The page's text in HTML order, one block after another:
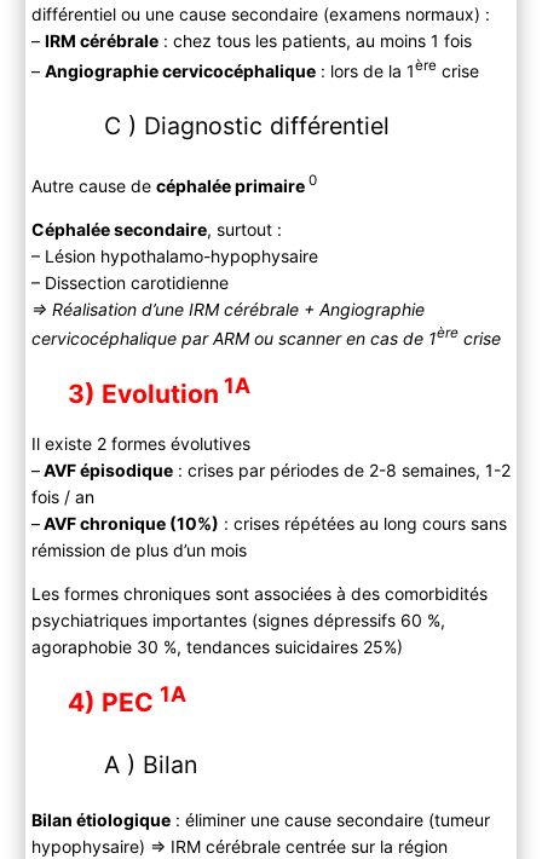
différentiel ou une cause secondaire (examens normaux) :
– IRM cérébrale: chez tous les patients, au moins 1 fois
– Angiographie cervicocéphalique: lors de la 1èrecrise
C ) Diagnostic différentiel
Autre cause de céphalée primaire 0
Céphalée secondaire, surtout :
– Lésion hypothalamo-hypophysaire
– Dissection carotidienne
=> Réalisation d’une IRM cérébrale + Angiographie
cervicocéphalique par ARM ou scanner en cas de 1èrecrise
3) Evolution 1A
Il existe 2 formes évolutives
–AVF épisodique: crises par périodes de 2-8 semaines, 1-2
fois / an
–AVF chronique (10%) : crises répétées au long cours sans
rémission de plus d’un mois
Les formes chroniques sont associées à des comorbidités
psychiatriques importantes (signes dépressifs 60 %,
agoraphobie 30 %, tendances suicidaires 25%)
4) PEC 1A
A ) Bilan
Bilan étiologique: éliminer une cause secondaire (tumeur
hypophysaire) => IRM cérébrale centrée sur la région